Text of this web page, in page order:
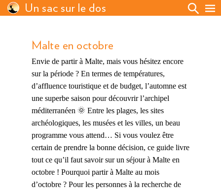
Un sac sur le dos
Malte en octobre
Envie de partir à Malte, mais vous hésitez encore
sur la période ? En termes de températures,
d’affluence touristique et de budget, l’automne est
une superbe saison pour découvrir l’archipel
méditerranéen 🌞 Entre les plages, les sites
archéologiques, les musées et les villes, un beau
programme vous attend… Si vous voulez être
certain de prendre la bonne décision, ce guide livre
tout ce qu’il faut savoir sur un séjour à Malte en
octobre ! Pourquoi partir à Malte au mois
d’octobre ? Pour les personnes à la recherche de